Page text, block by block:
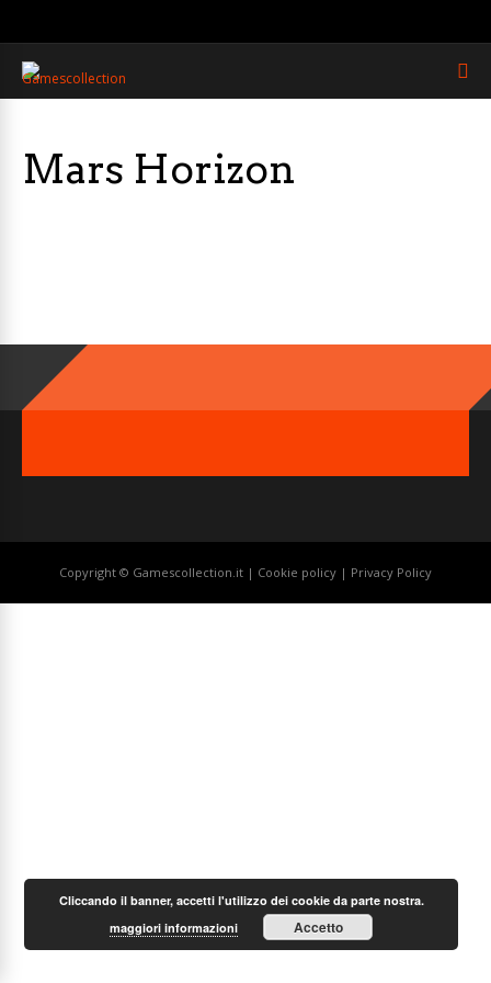
Mars Horizon
Copyright © Gamescollection.it | Cookie policy | Privacy Policy
Cliccando il banner, accetti l'utilizzo dei cookie da parte nostra.
maggiori informazioni
Accetto